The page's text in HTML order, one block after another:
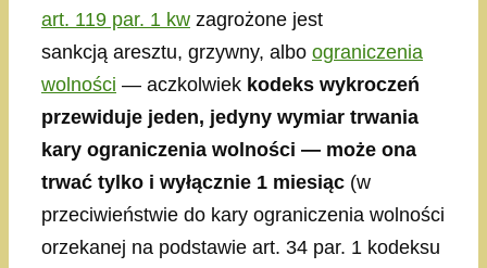
art. 119 par. 1 kw zagrożone jest
sankcją aresztu, grzywny, albo ograniczenia
wolności — aczkolwiek kodeks wykroczeń
przewiduje jeden, jedyny wymiar trwania
kary ograniczenia wolności — może ona
trwać tylko i wyłącznie 1 miesiąc (w
przeciwieństwie do kary ograniczenia wolności
orzekanej na podstawie art. 34 par. 1 kodeksu